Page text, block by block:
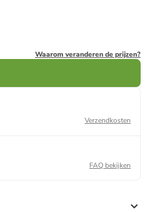
Waarom veranderen de prijzen?
Verzendkosten
FAQ bekijken